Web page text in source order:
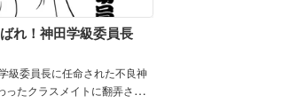
れ！神田学級委員長
級委員長に任命された不良神
ったクラスメイトに翻弄され